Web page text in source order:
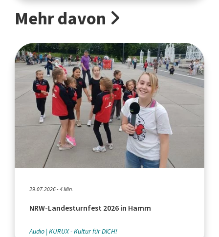
Mehr davon
29.07.2026 - 4 Min.
NRW-Landesturnfest 2026 in Hamm
Audio KURUX - Kultur für DICH!